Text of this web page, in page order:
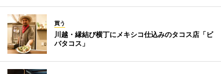
買う
川越・縁結び横丁にメキシコ仕込みのタコス店「ビ
バタコス」